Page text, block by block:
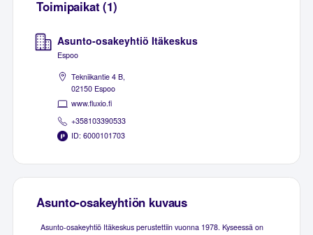
Toimipaikat (1)
Asunto-osakeyhtiö Itäkeskus
Espoo
Tekniikantie 4 B,
02150 Espoo
www.fluxio.fi
+358103390533
ID: 6000101703
Asunto-osakeyhtiön kuvaus
Asunto-osakeyhtiö Itäkeskus perustettiin vuonna 1978. Kyseessä on